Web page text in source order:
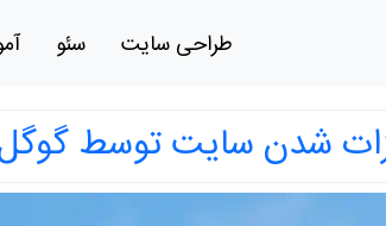
طراحی سایت سئو
شدن سایت توسط